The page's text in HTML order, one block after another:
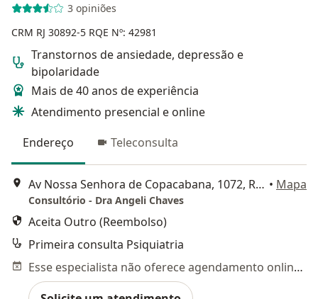
3 opiniões
CRM RJ 30892-5 RQE Nº: 42981
Transtornos de ansiedade, depressão e
bipolaridade
Mais de 40 anos de experiência
Atendimento presencial e online
Endereço
Teleconsulta
Av Nossa Senhora de Copacabana, 1072, Rio de Janeiro • Mapa
Consultório - Dra Angeli Chaves
Aceita Outro (Reembolso)
Primeira consulta Psiquiatria
Esse especialista não oferece agendamento online para esse endereço.